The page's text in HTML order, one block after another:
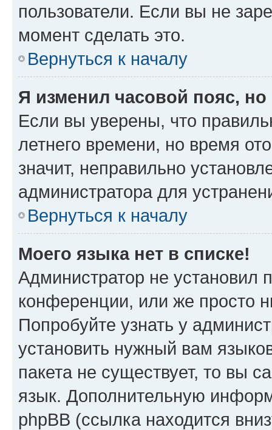
пользователи. Если вы не
момент сделать это.
Вернуться к началу
Я изменил часовой пояс,
Если вы уверены, что
летнего времени, но время
значит, неправильно
администратора для
Вернуться к началу
Моего языка нет в списке!
Администратор не установил
конференции, или же просто
Попробуйте узнать у
установить нужный вам
пакета не существует, то вы
язык. Дополнительную
phpBB (ссылка находится